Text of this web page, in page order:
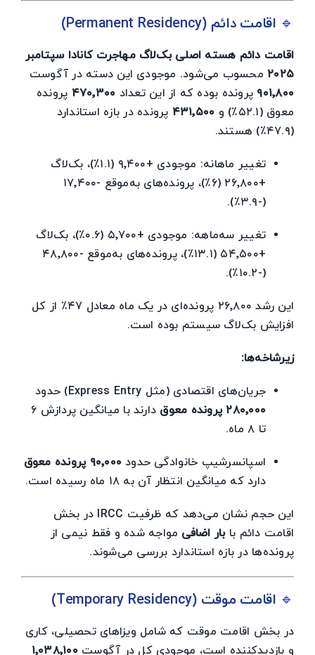
🔹 اقامت دائم (Permanent Residency)
اقامت دائم هسته اصلی بک‌لاگ مهاجرت کانادا سپتامبر
۲۰۲۵ محسوب می‌شود. موجودی این دسته در آگوست
۹۰۱٬۸۰۰ پرونده بوده که از این تعداد ۴۷۰٬۳۰۰ پرونده
معوق (۵۲.۱٪) و
۴۳۱٬۵۰۰ پرونده در بازه استاندارد
(۴۷.۹٪) هستند.
تغییر ماهانه: موجودی +۹٬۴۰۰ (۱.۱٪)، بک‌لاگ
+۲۶٬۸۰۰ (۶٪)، پرونده‌های به‌موقع -۱۷٬۴۰۰
(-۳.۹٪).
تغییر سه‌ماهه: موجودی +۵٬۷۰۰ (۰.۶٪)، بک‌لاگ
+۵۴٬۵۰۰ (۱۳.۱٪)، پرونده‌های به‌موقع -۴۸٬۸۰۰
(-۱۰.۲٪).
این رشد ۲۶٬۸۰۰ پرونده‌ای در یک ماه معادل ۴۷٪ از کل
افزایش بک‌لاگ سیستم بوده است.
زیرشاخه‌ها:
جریان‌های اقتصادی (مثل Express Entry) حدود
۲۸۰٬۰۰۰ پرونده معوق
دارند با میانگین پردازش ۶
تا ۸ ماه.
اسپانسرشیپ خانوادگی حدود ۹۰٬۰۰۰ پرونده معوق
دارد که میانگین انتظار آن به ۱۸ ماه رسیده است.
این حجم نشان می‌دهد که ظرفیت IRCC در بخش
اقامت دائم بابار اضافی مواجه شده و فقط نیمی از
پرونده‌ها در بازه استاندارد بررسی می‌شوند.
🔹 اقامت موقت (Temporary Residency)
در بخش اقامت موقت که شامل ویزاهای تحصیلی، کاری
و بازدیدکننده است، موجودی کل در آگوست۱٬۰۳۸٬۱۰۰